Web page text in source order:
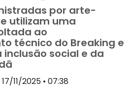
por arte-
utilizam uma
ao
técnico do Breaking e
social e da
11/2025 • 07:38